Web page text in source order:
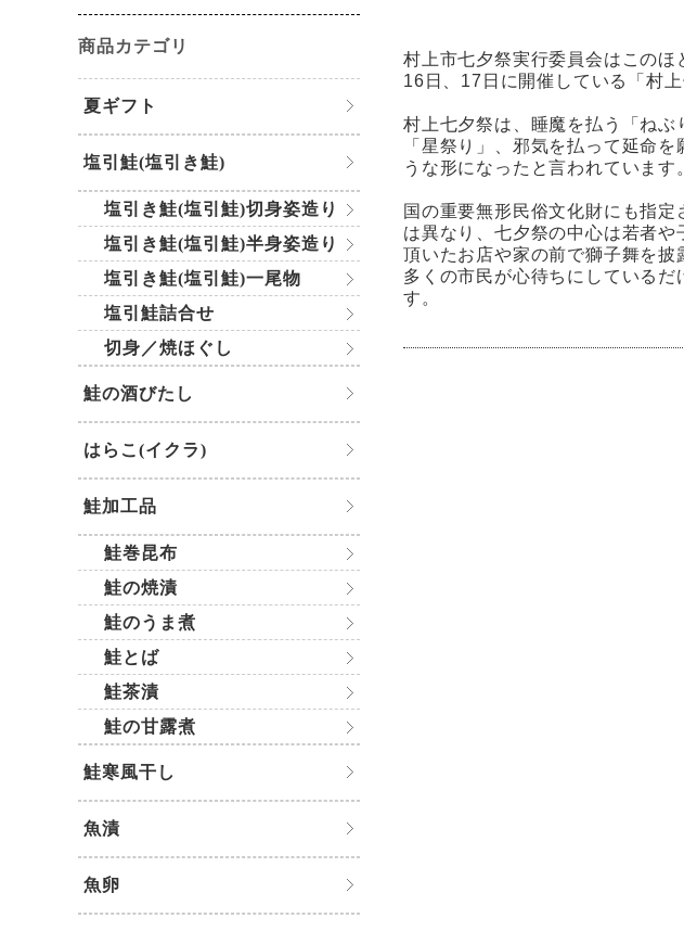
村上市七夕祭実行委員会はこの
16日、17日に開催している「村
村上七夕祭は、睡魔を払う「ね
「星祭り」、邪気を払って延命
うな形になったと言われています
国の重要無形民俗文化財にも指
は異なり、七夕祭の中心は若者
頂いたお店や家の前で獅子舞を
多くの市民が心待ちにしている
す。
商品カテゴリ
夏ギフト
塩引鮭(塩引き鮭)
塩引き鮭(塩引鮭)切身姿造り
塩引き鮭(塩引鮭)半身姿造り
塩引き鮭(塩引鮭)一尾物
塩引鮭詰合せ
切身／焼ほぐし
鮭の酒びたし
はらこ(イクラ)
鮭加工品
鮭巻昆布
鮭の焼漬
鮭のうま煮
鮭とば
鮭茶漬
鮭の甘露煮
鮭寒風干し
魚漬
魚卵